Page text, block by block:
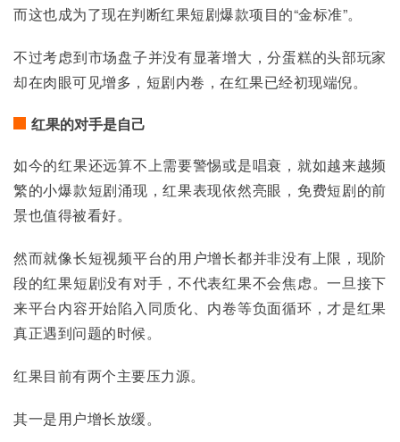
而这也成为了现在判断红果短剧爆款项目的“金标准”。
不过考虑到市场盘子并没有显著增大，分蛋糕的头部玩家
却在肉眼可见增多，短剧内卷，在红果已经初现端倪。
红果的对手是自己
如今的红果还远算不上需要警惕或是唱衰，就如越来越频
繁的小爆款短剧涌现，红果表现依然亮眼，免费短剧的前
景也值得被看好。
然而就像长短视频平台的用户增长都并非没有上限，现阶
段的红果短剧没有对手，不代表红果不会焦虑。一旦接下
来平台内容开始陷入同质化、内卷等负面循环，才是红果
真正遇到问题的时候。
红果目前有两个主要压力源。
其一是用户增长放缓。